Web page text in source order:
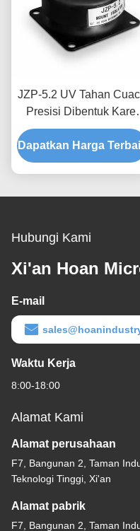
JZP-5.2 UV Tahan
Presisi Dibentuk Karet
Getaran Isolator Mount
Shock Absorber Mount
untuk Perlengkapan
Dapatkan Harga
Hubungi Kami
Xi'an Hoan
E-mail
Waktu Kerja
8:00-18:00
Alamat Kami
Alamat perusahaan
F7, Bangunan 2, Taman
Teknologi Tinggi, Xi'an
Alamat pabrik
F7, Bangunan 2, Taman